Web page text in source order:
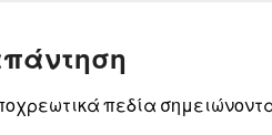
πεδία